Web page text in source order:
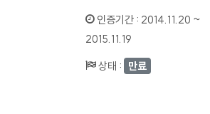
인증기간 : 2014.11.20 ~
2015.11.19
상태 : 만료